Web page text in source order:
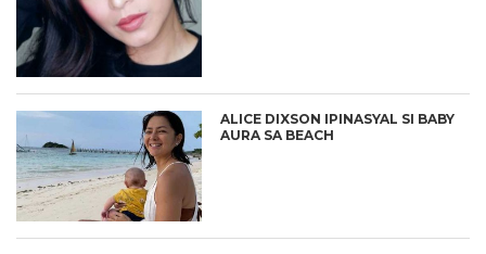
ALICE DIXSON IPINASYAL SI BABY
AURA SA BEACH